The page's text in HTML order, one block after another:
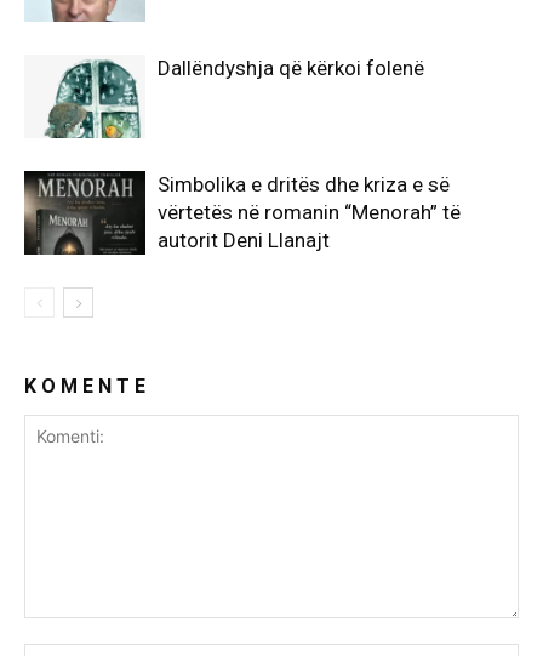
Dallëndyshja që kërkoi folenë
Simbolika e dritës dhe kriza e së
vërtetës në romanin “Menorah” të
autorit Deni Llanajt
K O M E N T E